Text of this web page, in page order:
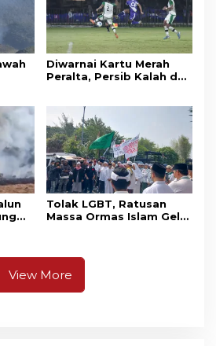
Diwarnai Kartu Merah
Peralta, Persib Kalah dari
Tolak LGBT, Ratusan
Massa Ormas Islam Gelar
View More